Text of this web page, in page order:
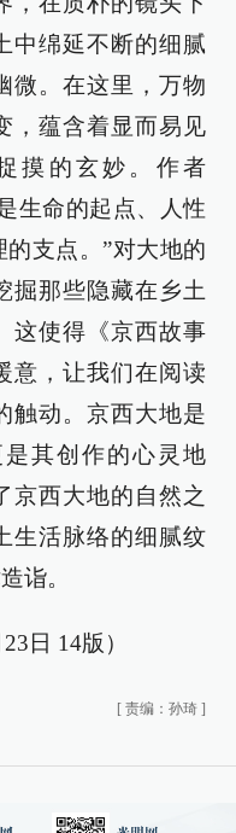
中绵延不断的细腻
微。在这里，万物
，蕴含着显而易见
摸的玄妙。作者
生命的起点、人性
支点。”对大地的
掘那些隐藏在乡土
这使得《京西故事
意，让我们在阅读
触动。京西大地是
其创作的心灵地
京西大地的自然之
生活脉络的细腻纹
诣。
日 14版）
[ 责编：孙琦 ]